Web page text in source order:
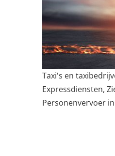
Taxi's en
Expressdiensten,
Personenvervoer